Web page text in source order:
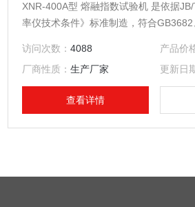
XNR-400A型 熔融指数试验机 是依据
率仪技术条件》标准制造，符合GB3682
度数字显示，温度自动校准，时控、手
访问次数：4088 产品价
厂商性质：生产厂家 更新日
查看详情